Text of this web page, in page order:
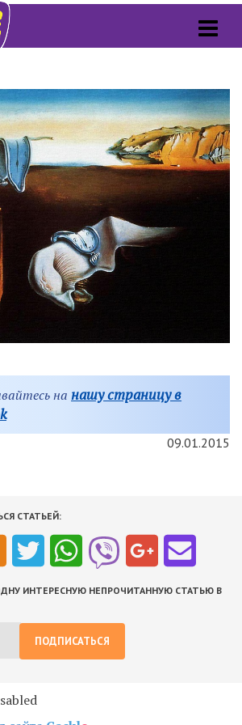
на нашу страницу в
09.01.2015
СТАТЬЕЙ:
ИНТЕРЕСНУЮ НЕПРОЧИТАННУЮ СТАТЬЮ В
ПОДПИСАТЬСЯ